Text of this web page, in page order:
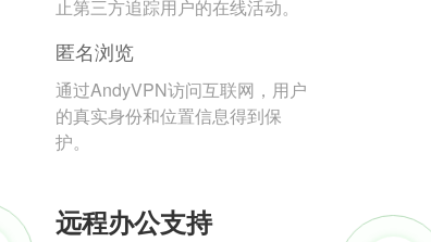
止第三方追踪用户的在线活动。
匿名浏览
通过AndyVPN访问互联网，用户
的真实身份和位置信息得到保
护。
远程办公支持